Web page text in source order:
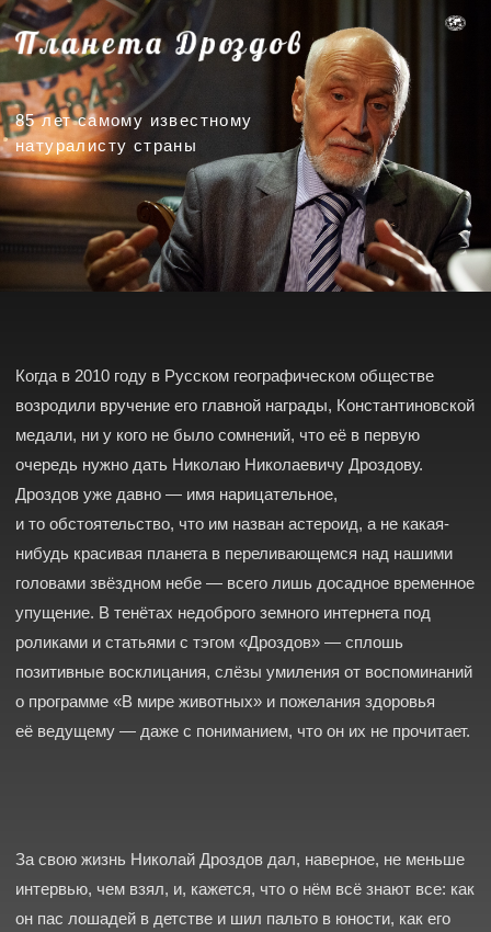
Когда в 2010 году в Русском географическом обществе
возродили вручение его главной награды, Константиновской
и то обстоятельство, что им назван астероид, а не какая-
головами звёздном небе — всего лишь досадное временное
упущение. В тенётах недоброго земного интернета под
роликами и статьями с тэгом «Дроздов» — сплошь
о программе «В мире животных» и пожелания здоровья
её ведущему — даже с пониманием, что он их не прочитает.
85 лет самому известному
натуралисту страны
За свою жизнь Николай Дроздов дал, наверное, не меньше
интервью, чем взял, и, кажется, что о нём всё знают все: как
он пас лошадей в детстве и шил пальто в юности, как его
укусила змея и как он жил в Австралии, как ездил
с Джеральдом Дарреллом по нашим заповедникам
знали и знают Николая Николаевича, можно заселить
людей.